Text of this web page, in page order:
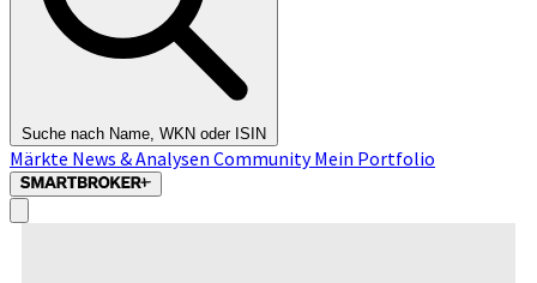
Suche nach Name, WKN oder ISIN
Märkte News & Analysen CommunityMein Portfolio